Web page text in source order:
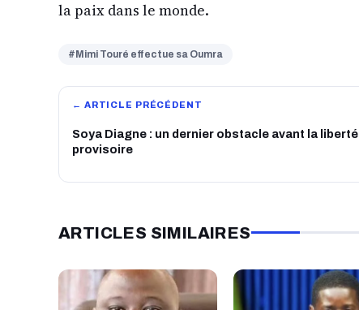
la paix dans le monde.
#Mimi Touré effectue sa Oumra
← ARTICLE PRÉCÉDENT
Soya Diagne : un dernier obstacle avant la liberté
provisoire
ARTICLES SIMILAIRES